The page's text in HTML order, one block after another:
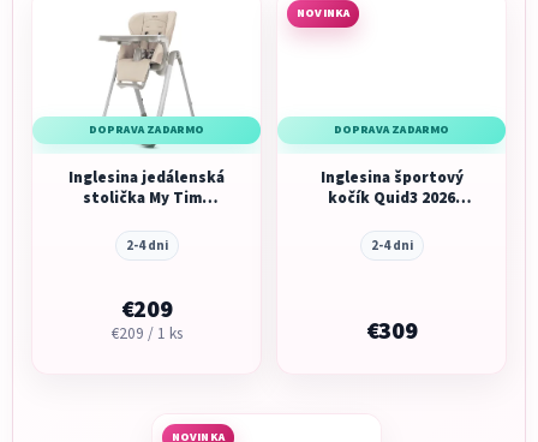
DOPRAVA ZADARMO
Inglesina jedálenská
stolička My Time
2-4 dni
€209
Jednotková
€209 / 1 ks
NOVINKA
DOPRAVA ZADARMO
Inglesina športový
kočík Quid3 2026
2-4 dni
€309
NOVINKA